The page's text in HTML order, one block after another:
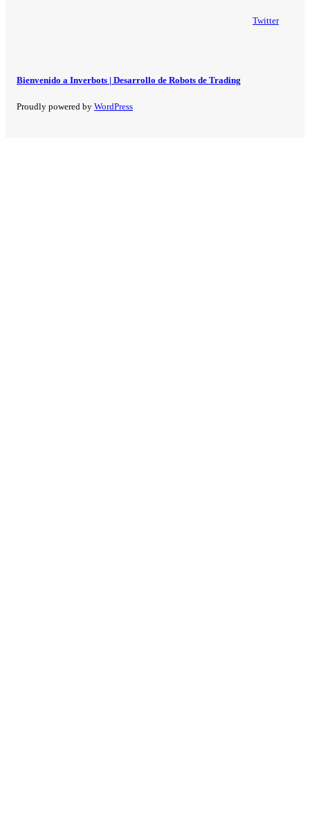
Twitter
Bienvenido a Inverbots | Desarrollo de Robots de Trading
Proudly powered by WordPress